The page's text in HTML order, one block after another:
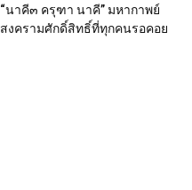
“นาคี๓ ครุฑา นาคี” มหากาพย์
สงครามศักดิ์สิทธิ์ที่ทุกคนรอคอย